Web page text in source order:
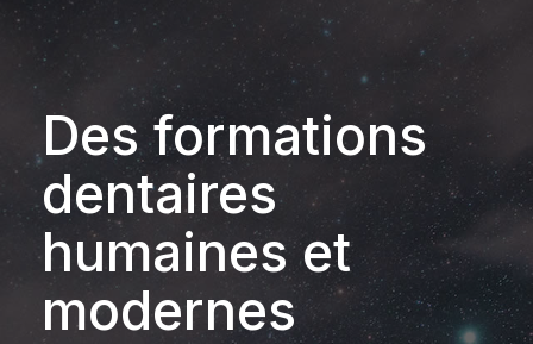
Des formations
dentaires
humaines et
modernes